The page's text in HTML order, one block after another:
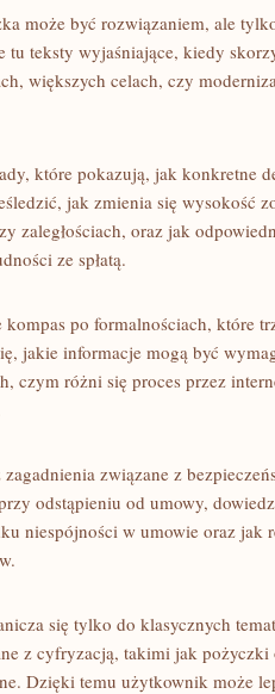
może być rozwiązaniem, ale
teksty wyjaśniające, kiedy
większych celach, czy
które pokazują, jak konkretne
jak zmienia się wysokość
zaległościach, oraz jak
ze spłatą.
po formalnościach, które
jakie informacje mogą być
czym różni się proces przez
związane z
odstąpieniu od umowy,
niespójności w umowie oraz jak
się tylko do klasycznych
z cyfryzacją, takimi jak pożyczki
Dzięki temu użytkownik może